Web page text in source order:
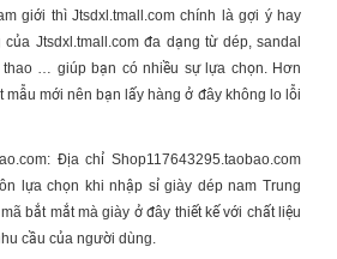
giới thì Jtsdxl.tmall.com chính là gợi ý hay
Jtsdxl.tmall.com đa dạng từ dép, sandal
thao … giúp bạn có nhiều sự lựa chọn. Hơn
mới nên bạn lấy hàng ở đây không lo lỗi
Địa chỉ Shop117643295.taobao.com
lựa chọn khi nhập sỉ giày dép nam Trung
bắt mắt mà giày ở đây thiết kế với chất liệu
cầu của người dùng.